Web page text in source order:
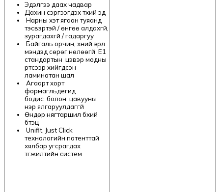
Эдэлгээ даах чадвар
Дахин сэргээгдэх түүхий эд
Нарны хэт ягаан туяанд
тэсвэртэй / өнгөө алдахгүй,
зурагдахгүй / гадаргуу
Байгаль орчин, хүний эрүүл
мэндэд сөрөг нөлөөгүй Е1
стандартын цэвэр модны
үртсээр хийгдсэн
ламинатан шал
Агаарт хорт
формагльдегид
бодис болон цавууны
үнэр ялгаруулдаггүй
Өндөр нягтаршил бүхий
бүтэц
Unifit, Just Click
технологийн патенттай
хялбар угсрагдах
түгжилтийн систем